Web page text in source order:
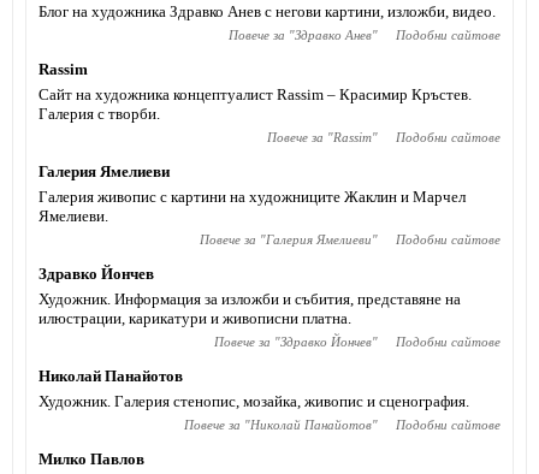
Блог на художника Здравко Анев с негови картини, изложби, видео.
Повече за "Здравко Анев" Подобни сайтове
Rassim
Сайт на художника концептуалист Rassim – Красимир Кръстев.
Галерия с творби.
Повече за "Rassim" Подобни сайтове
Галерия Ямелиеви
Галерия живопис с картини на художниците Жаклин и Марчел
Ямелиеви.
Повече за "Галерия Ямелиеви" Подобни сайтове
Здравко Йончев
Художник. Информация за изложби и събития, представяне на
илюстрации, карикатури и живописни платна.
Повече за "Здравко Йончев" Подобни сайтове
Николай Панайотов
Художник. Галерия стенопис, мозайка, живопис и сценография.
Повече за "Николай Панайотов" Подобни сайтове
Милко Павлов